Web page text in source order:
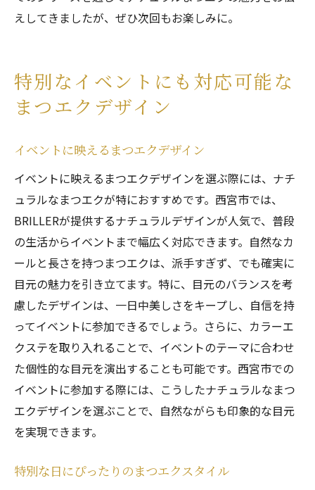
えしてきましたが、ぜひ次回もお楽しみに。
特別なイベントにも対応可能な
まつエクデザイン
イベントに映えるまつエクデザイン
イベントに映えるまつエクデザインを選ぶ際には、ナチ
ュラルなまつエクが特におすすめです。西宮市では、
BRILLERが提供するナチュラルデザインが人気で、普段
の生活からイベントまで幅広く対応できます。自然なカ
ールと長さを持つまつエクは、派手すぎず、でも確実に
目元の魅力を引き立てます。特に、目元のバランスを考
慮したデザインは、一日中美しさをキープし、自信を持
ってイベントに参加できるでしょう。さらに、カラーエ
クステを取り入れることで、イベントのテーマに合わせ
た個性的な目元を演出することも可能です。西宮市での
イベントに参加する際には、こうしたナチュラルなまつ
エクデザインを選ぶことで、自然ながらも印象的な目元
を実現できます。
特別な日にぴったりのまつエクスタイル